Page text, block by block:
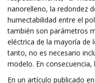
nanorelleno, la redondez
humectabilidad entre el
también son parámetros
eléctrica de la mayoría de
tanto, no es necesario
modelo. En
En un artículo publicado